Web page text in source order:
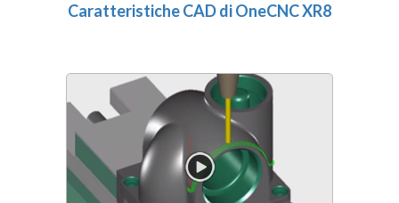
Caratteristiche CAD di OneCNC XR8